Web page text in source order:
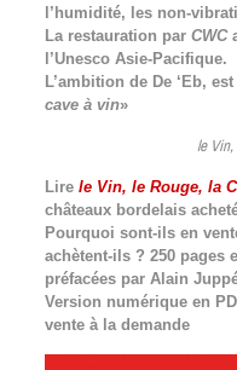
l’humidité, les non-
La restauration par CWC
l’Unesco Asie-Pacifique.
L’ambition de De ‘Eb,
cave à vin»
le
Lire le Vin, le Rouge, la
châteaux bordelais
Pourquoi sont-ils en
achètent-ils ? 250 pages
préfacées par Alain
Version numérique en
vente à la demande